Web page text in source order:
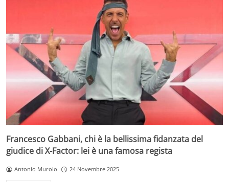
Francesco Gabbani, chi è la bellissima fidanzata del
giudice di X-Factor: lei è una famosa regista
Antonio Murolo 24 Novembre 2025